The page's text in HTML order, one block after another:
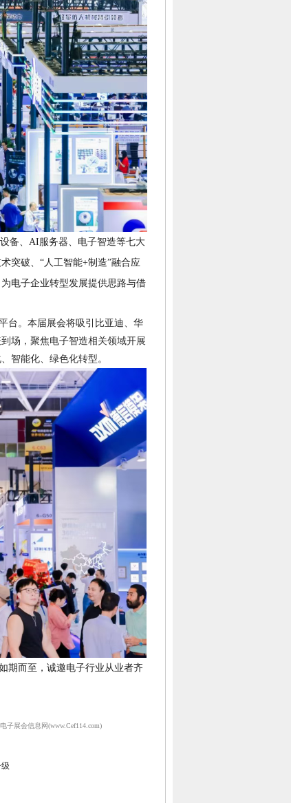
备、AI服务器、电子智造等七大
突破、“人工智能+制造”融合应
电子企业转型发展提供思路与借
台。本届展会将吸引比亚迪、华
场，聚焦电子智造相关领域开展
智能化、绿色化转型。
期而至，诚邀电子行业从业者齐
子展会信息网(www.Cef114.com)